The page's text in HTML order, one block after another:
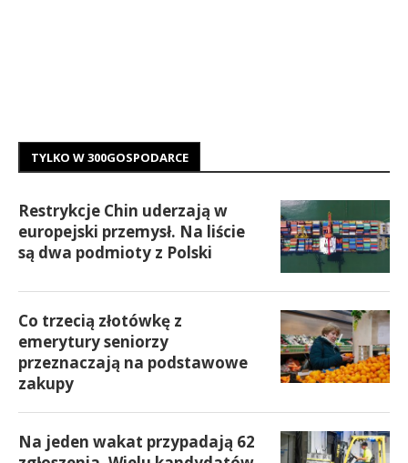
TYLKO W 300GOSPODARCE
Restrykcje Chin uderzają w
europejski przemysł. Na liście
są dwa podmioty z Polski
Co trzecią złotówkę z
emerytury seniorzy
przeznaczają na podstawowe
zakupy
Na jeden wakat przypadają 62